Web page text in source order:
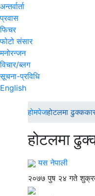
अन्तर्वार्ता
प्रवास
फिचर
फोटो संसार
मनोरन्जन
विचार/ब्लग
सूचना-प्रविधि
English
होमपेजहोटलमा
होटलमा
यस नेपाली
२०७७ पुष २४ गते